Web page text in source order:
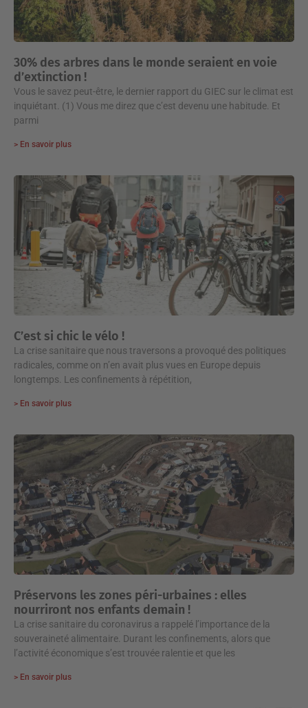
30% des arbres dans le monde seraient en voie
d’extinction !
Vous le savez peut-être, le dernier rapport du GIEC sur le climat est
inquiétant. (1) Vous me direz que c’est devenu une habitude. Et
parmi
> En savoir plus
C’est si chic le vélo !
La crise sanitaire que nous traversons a provoqué des politiques
radicales, comme on n’en avait plus vues en Europe depuis
longtemps. Les confinements à répétition,
> En savoir plus
Préservons les zones péri-urbaines : elles
nourriront nos enfants demain !
La crise sanitaire du coronavirus a rappelé l’importance de la
souveraineté alimentaire. Durant les confinements, alors que
l’activité économique s’est trouvée ralentie et que les
> En savoir plus